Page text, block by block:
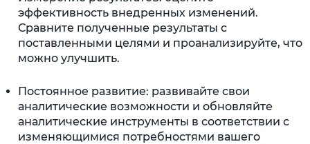
эффективность внедренных изменений.
Сравните полученные результаты с
поставленными целями и проанализируйте, что
можно улучшить.
Постоянное развитие: развивайте свои
аналитические возможности и обновляйте
аналитические инструменты в соответствии с
изменяющимися потребностями вашего